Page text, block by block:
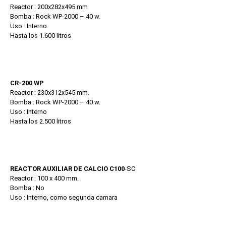
Reactor : 200x282x495 mm
Bomba : Rock WP-2000 – 40 w.
Uso : Interno
Hasta los 1.600 litros
CR-200 WP
Reactor : 230x312x545 mm.
Bomba : Rock WP-2000 – 40 w.
Uso : Interno
Hasta los 2.500 litros
REACTOR AUXILIAR DE CALCIO C100-SC
Reactor : 100 x 400 mm.
Bomba : No
Uso : Interno, como segunda camara